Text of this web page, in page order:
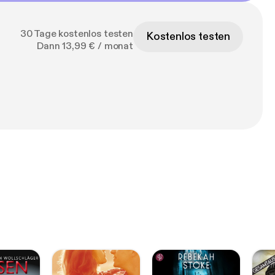
30 Tage kostenlos testen
Dann 13,99 € / monat
Kostenlos testen